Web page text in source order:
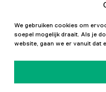
We gebruiken cookies om
soepel mogelijk draait. Als je
website, gaan we er vanuit dat
InstagramLinkedIn YouTube Facebook